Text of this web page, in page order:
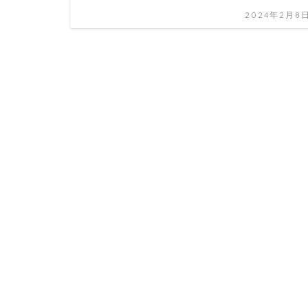
2024年2月8